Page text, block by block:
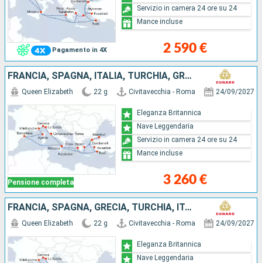
Pagamento in 4X 2 590 €
Servizio in camera 24 ore su 24
Mance incluse
FRANCIA, SPAGNA, ITALIA, TURCHIA, GRECIA
Pensione completa
Queen Elizabeth 22 g Civitavecchia - Roma 24/09/2027
3 260 €
Eleganza Britannica
Nave Leggendaria
Servizio in camera 24 ore su 24
Mance incluse
FRANCIA, SPAGNA, GRECIA, TURCHIA, ITALIA
Queen Elizabeth 22 g Civitavecchia - Roma 24/09/2027
Eleganza Britannica
Nave Leggendaria